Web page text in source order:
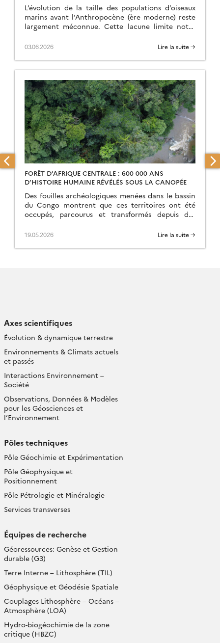
L’évolution de la taille des populations d’oiseaux
marins avant l’Anthropocène (ère moderne) reste
largement méconnue. Cette lacune limite notre
capacité à prédire les conséquences […]
03.06.2026 Lire la suite →
FORÊT D’AFRIQUE CENTRALE : 600 000 ANS
D’HISTOIRE HUMAINE RÉVÉLÉS SOUS LA CANOPÉE
Des fouilles archéologiques menées dans le bassin
du Congo montrent que ces territoires ont été
occupés, parcourus et transformés depuis des
grande […]
19.05.2026 Lire la suite →
Axes scientifiques
Évolution & dynamique terrestre
Environnements & Climats actuels
et passés
Interactions Environnement –
Société
Observations, Données & Modèles
pour les Géosciences et
l’Environnement
Pôles techniques
Pôle Géochimie et Expérimentation
Pôle Géophysique et
Positionnement
Pôle Pétrologie et Minéralogie
Services transverses
Équipes de recherche
Géoressources: Genèse et Gestion
durable (G3)
Terre Interne – Lithosphère (TIL)
Géophysique et Géodésie Spatiale
Couplages Lithosphère – Océans –
Atmosphère (LOA)
Hydro-biogéochimie de la zone
critique (HBZC)